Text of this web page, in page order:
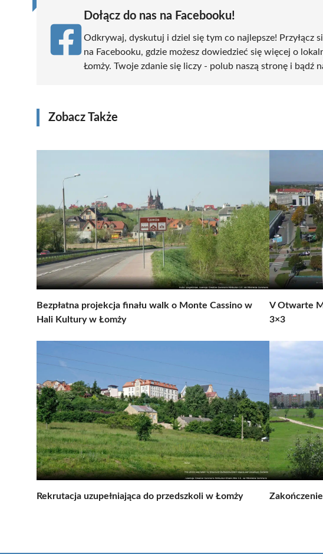
Dołącz do nas na Facebooku!
Odkrywaj, dyskutuj i dziel się tym co najlepsze! Przyłącz
na Facebooku, gdzie możesz dowiedzieć się więcej o
Łomży. Twoje zdanie się liczy - polub naszą stronę i bądź
Zobacz Także
Bezpłatna projekcja finału walk o Monte Cassino w
Hali Kultury w Łomży
V Otwarte
3×3
Rekrutacja uzupełniająca do przedszkoli w Łomży